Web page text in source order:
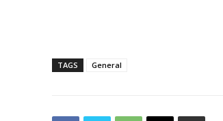
TAGS General